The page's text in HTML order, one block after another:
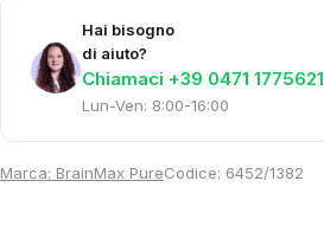
Hai bisogno
di aiuto?
Chiamaci +39 0471 1775621
Lun-Ven: 8:00-16:00
Marca: BrainMax PureCodice: 6452/1382